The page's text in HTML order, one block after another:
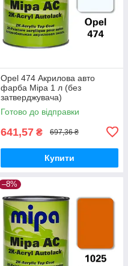
Opel 474 Акрилова авто
фарба Mipa 1 л (без
затверджувача)
Готово до відправки
641,57 ₴ 697,36 ₴
Купити
–8%